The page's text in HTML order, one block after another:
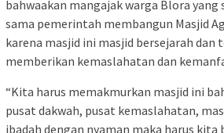
bahwaakan mangajak warga Blora yang
sama pemerintah membangun Masjid
karena masjid ini masjid bersejarah dan
memberikan kemaslahatan dan
“Kita harus memakmurkan masjid ini
pusat dakwah, pusat kemaslahatan,
ibadah dengan nyaman maka harus kita